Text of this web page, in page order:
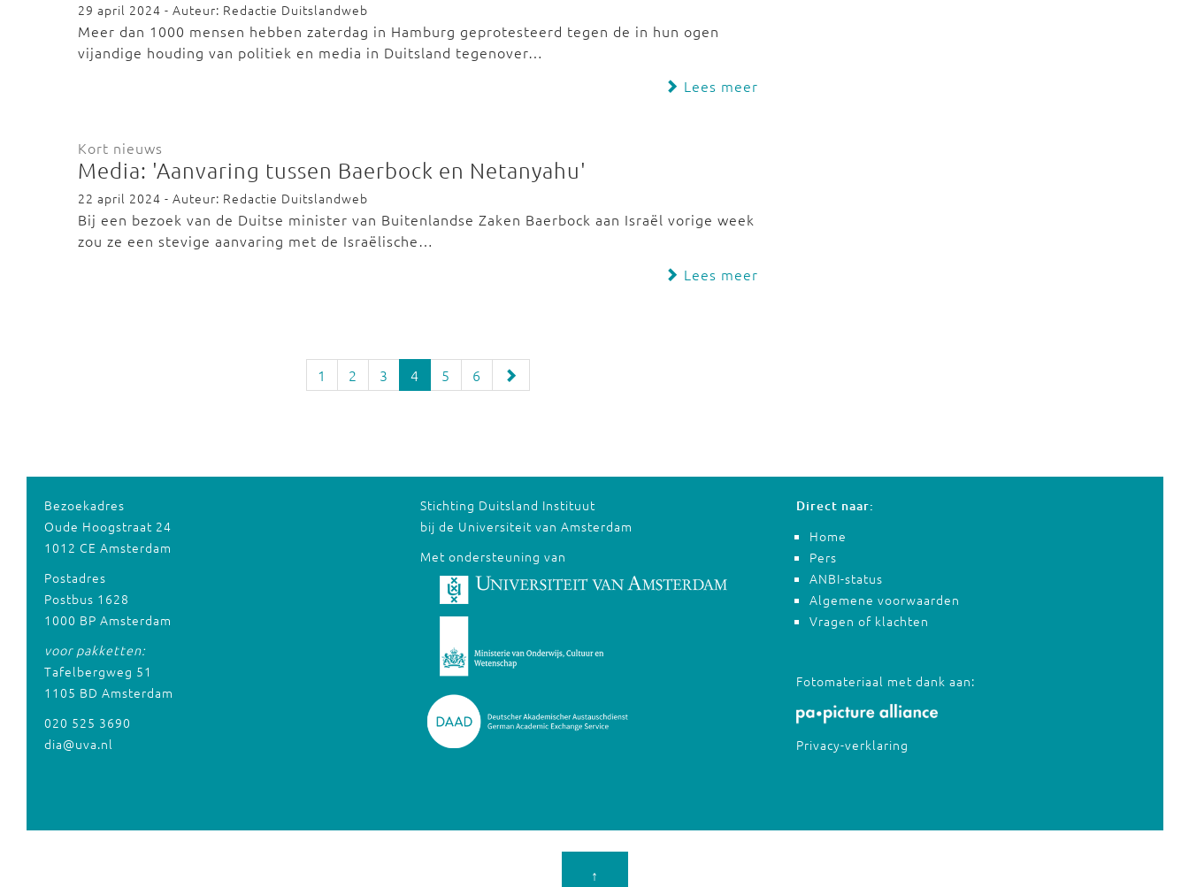
29 april 2024 - Auteur: Redactie Duitslandweb
Meer dan 1000 mensen hebben zaterdag in Hamburg geprotesteerd tegen de in hun ogen
vijandige houding van politiek en media in Duitsland tegenover…
Lees meer
Kort nieuws
Media: 'Aanvaring tussen Baerbock en Netanyahu'
22 april 2024 - Auteur: Redactie Duitslandweb
Bij een bezoek van de Duitse minister van Buitenlandse Zaken Baerbock aan Israël vorige week
zou ze een stevige aanvaring met de Israëlische…
Lees meer
1 2 3 4 5 6
Bezoekadres
Oude Hoogstraat 24
1012 CE Amsterdam
Postadres
Postbus 1628
1000 BP Amsterdam
voor pakketten:
Tafelbergweg 51
1105 BD Amsterdam
020 525 3690
dia@uva.nl
Stichting Duitsland Instituut
bij de Universiteit van Amsterdam
Met ondersteuning van
Direct naar:
Home
Pers
ANBI-status
Algemene voorwaarden
Vragen of klachten
Fotomateriaal met dank aan:
Privacy-verklaring
↑